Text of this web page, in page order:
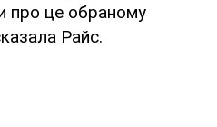
про це обраному
Райс.